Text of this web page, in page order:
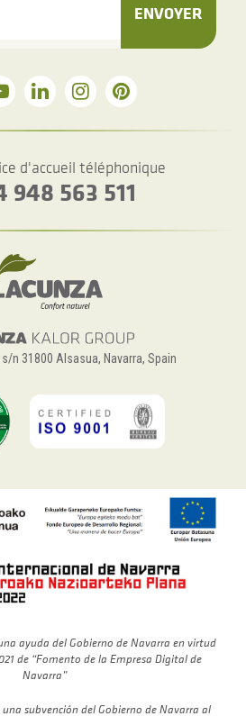
ENVOYER
d'accueil téléphonique
948 563 511
n 31800 Alsasua, Navarra, Spain
ayuda del Gobierno de Navarra en virtud
de “Fomento de la Empresa Digital de
Navarra”
subvención del Gobierno de Navarra al